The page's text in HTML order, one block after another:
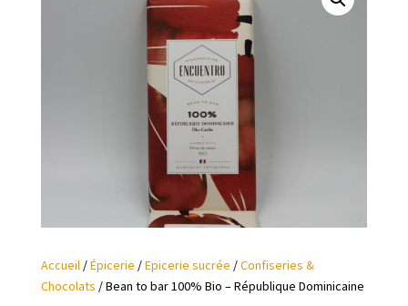
Accueil /Épicerie /Epicerie sucrée /Confiseries &
Chocolats / Bean to bar 100% Bio – République Dominicaine